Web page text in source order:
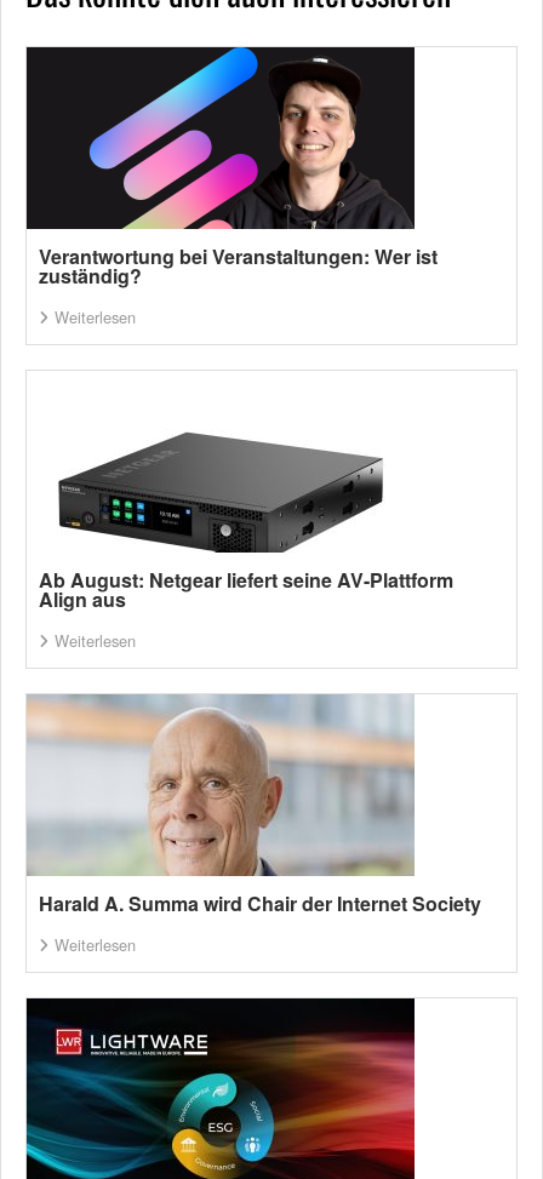
Verantwortung bei Veranstaltungen: Wer ist
zuständig?
Weiterlesen
Ab August: Netgear liefert seine AV-Plattform
Align aus
Weiterlesen
Harald A. Summa wird Chair der Internet Society
Weiterlesen